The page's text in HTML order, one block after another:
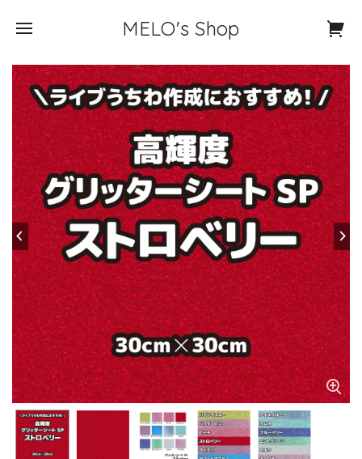
MELO's Shop